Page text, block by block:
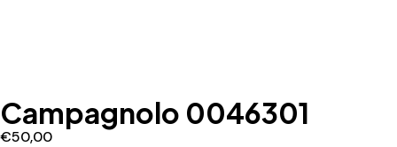
Campagnolo 0046301
€50,00